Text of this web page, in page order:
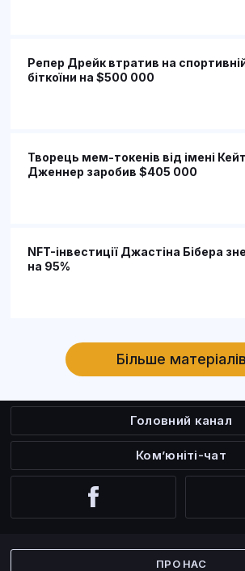
Репер Дрейк втратив на
біткоїни на $500 000
Творець мем-токенів від імені
Дженнер заробив $405 000
NFT-інвестиції Джастіна Бібера
на 95%
Більше матеріалів
Головний канал
Ком’юніті-чат
ПРО НАС